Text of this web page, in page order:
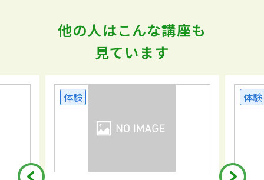
他の人はこんな講座も
見ています
体験 体験